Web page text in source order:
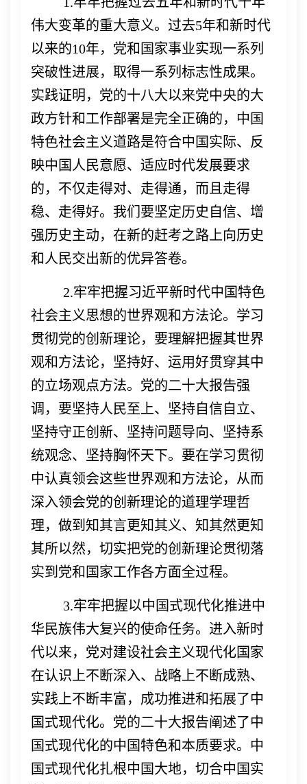
伟大变革的重大意义。 过去5年和新时代
以来的10年，党和国家事业实现一系列
突破性进展，取得一系列标志性成果。
实践证明，党的十八大以来党中央的大
政方针和工作部署是完全正确的，中国
特色社会主义道路是符合中国实际、反
映中国人民意愿、适应时代发展要求
的，不仅走得对、走得通，而且走得
稳、走得好。我们要坚定历史自信、增
强历史主动，在新的赶考之路上向历史
和人民交出新的优异答卷。
2.牢牢把握习近平新时代中国特色
社会主义思想的世界观和方法论。 学习
贯彻党的创新理论，要理解把握其世界
观和方法论，坚持好、运用好贯穿其中
的立场观点方法。党的二十大报告强
调，要坚持人民至上、坚持自信自立、
坚持守正创新、坚持问题导向、坚持系
统观念、坚持胸怀天下。要在学习贯彻
中认真领会这些世界观和方法论，从而
深入领会党的创新理论的道理学理哲
理，做到知其言更知其义、知其然更知
其所以然，切实把党的创新理论贯彻落
实到党和国家工作各方面全过程。
3.牢牢把握以中国式现代化推进中
华民族伟大复兴的使命任务。 进入新时
代以来，党对建设社会主义现代化国家
在认识上不断深入、战略上不断成熟、
实践上不断丰富，成功推进和拓展了中
国式现代化。党的二十大报告阐述了中
国式现代化的中国特色和本质要求。中
国式现代化扎根中国大地，切合中国实